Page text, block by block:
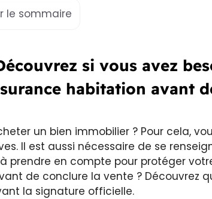
le sommaire
si vous avez
habitation avant
un bien immobilier ? Pour cela,
Il est aussi nécessaire de se
prendre en compte pour protéger
de conclure la vente ? Découvrez
la signature officielle.